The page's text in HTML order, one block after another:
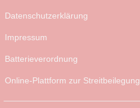
Datenschutzerklärung
Impressum
Batterieverordnung
Online-Plattform zur Streitbeilegung